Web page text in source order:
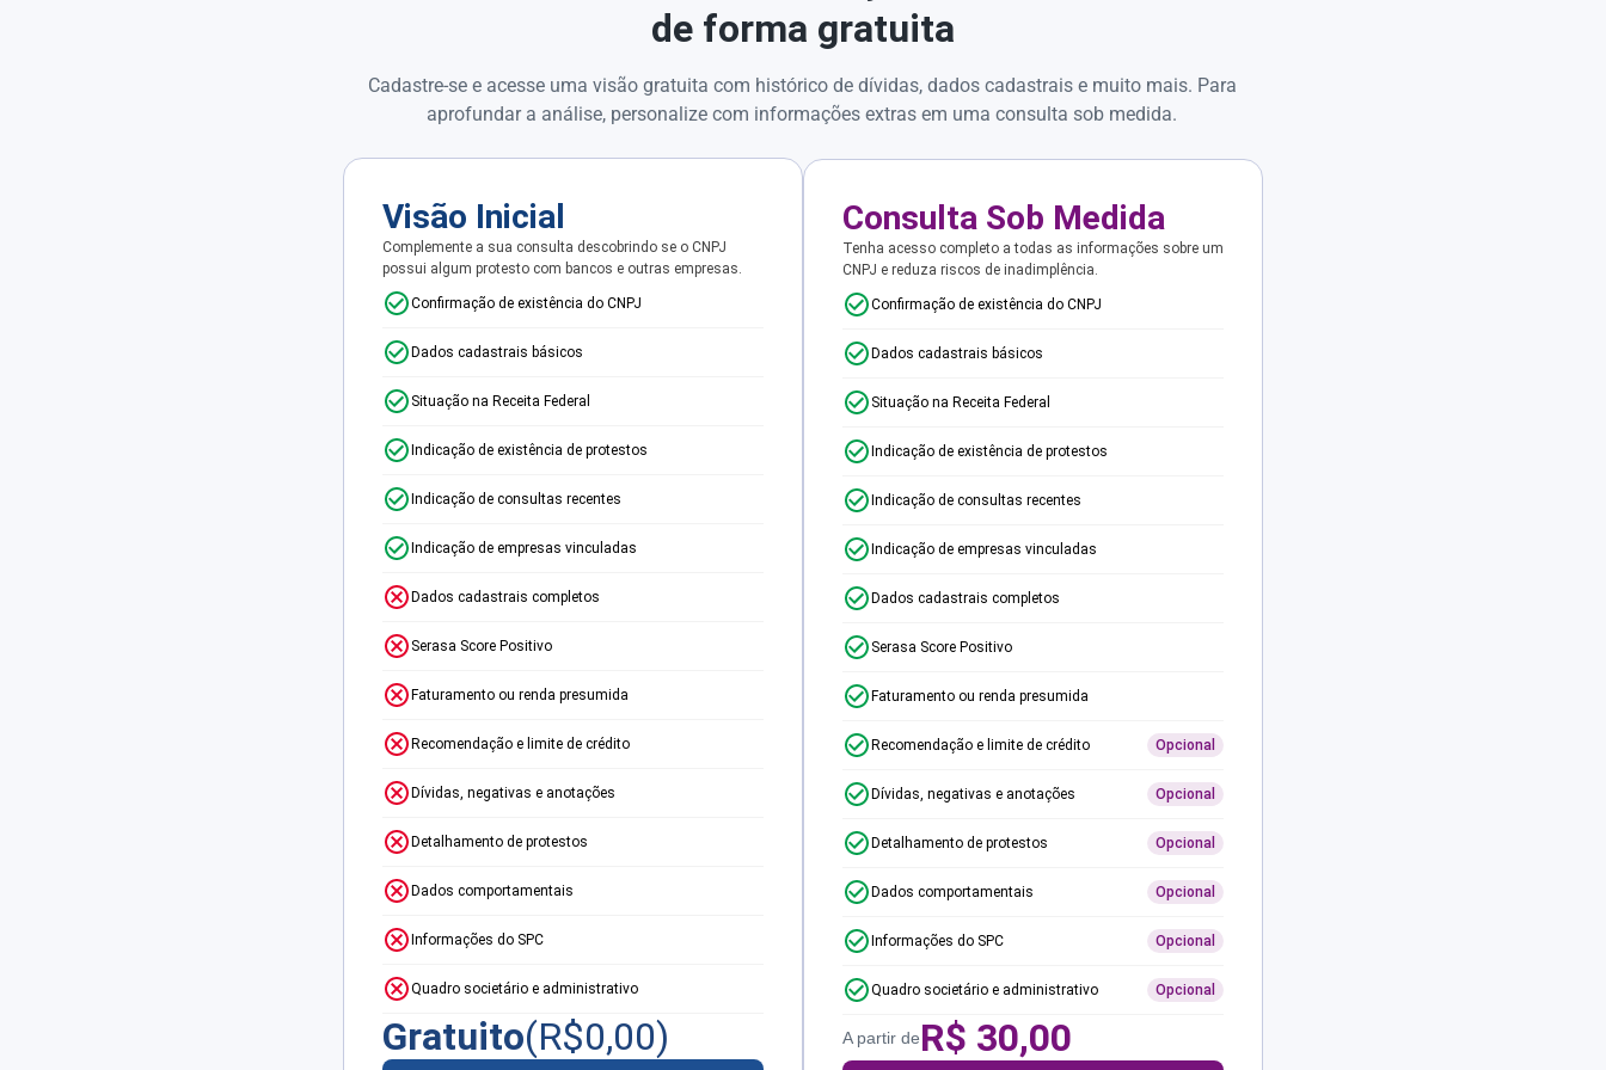
de forma gratuita
Cadastre-se e acesse uma visão gratuita com histórico de dívidas, dados cadastrais e muito mais. Para
aprofundar a análise, personalize com informações extras em uma consulta sob medida.
Visão Inicial
Complemente a sua consulta descobrindo se o CNPJ
possui algum protesto com bancos e outras empresas.
Confirmação de existência do CNPJ
Dados cadastrais básicos
Situação na Receita Federal
Indicação de existência de protestos
Indicação de consultas recentes
Indicação de empresas vinculadas
Dados cadastrais completos
Serasa Score Positivo
Faturamento ou renda presumida
Recomendação e limite de crédito
Dívidas, negativas e anotações
Detalhamento de protestos
Dados comportamentais
Informações do SPC
Quadro societário e administrativo
Gratuito(R$0,00)
Consulta Sob Medida
Tenha acesso completo a todas as informações sobre um
CNPJ e reduza riscos de inadimplência.
Confirmação de existência do CNPJ
Dados cadastrais básicos
Situação na Receita Federal
Indicação de existência de protestos
Indicação de consultas recentes
Indicação de empresas vinculadas
Dados cadastrais completos
Serasa Score Positivo
Faturamento ou renda presumida
Recomendação e limite de crédito Opcional
Dívidas, negativas e anotações Opcional
Detalhamento de protestos Opcional
Dados comportamentais Opcional
Informações do SPC Opcional
Quadro societário e administrativo Opcional
A partir deR$ 30,00